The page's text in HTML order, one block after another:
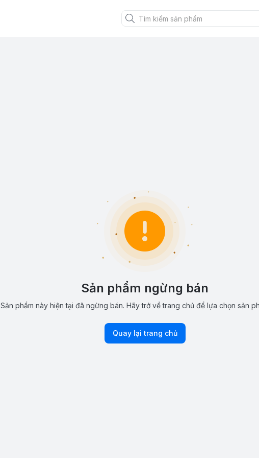
Sản phẩm ngừng bán
Sản phẩm này hiện tại đã ngừng bán. Hãy trở về trang chủ để lựa chọn sản
Quay lại trang chủ